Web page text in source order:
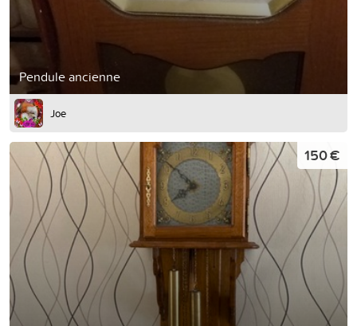
Pendule ancienne
Joe
150 €